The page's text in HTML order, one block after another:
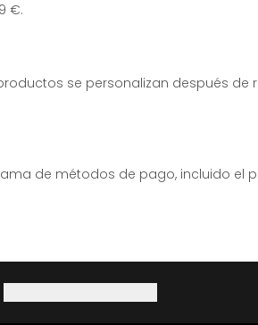
€.
se personalizan después de
de métodos de pago, incluido el